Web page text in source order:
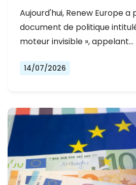
L'EUROPE
Aujourd'hui, Renew Europe a
document de politique
moteur invisible », appelant…
14/07/2026